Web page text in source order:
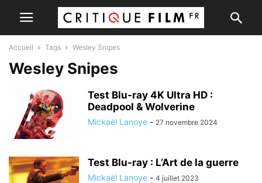
Accueil Tags Wesley Snipes
Wesley Snipes
Test Blu-ray 4K Ultra HD :
Deadpool & Wolverine
Mickaël Lanoye - 27 novembre 2024
Test Blu-ray : L’Art de la guerre
Mickaël Lanoye - 4 juillet 2023